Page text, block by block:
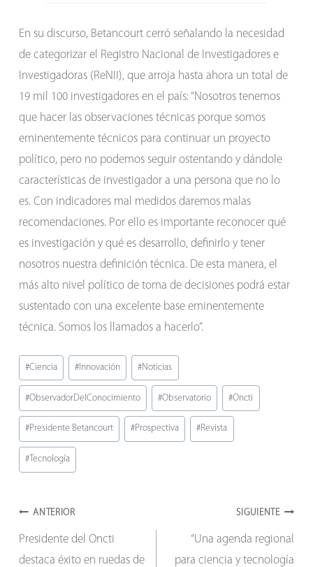
En su discurso, Betancourt cerró señalando la necesidad
de categorizar el Registro Nacional de Investigadores e
Investigadoras (ReNII), que arroja hasta ahora un total de
19 mil 100 investigadores en el país: “Nosotros tenemos
que hacer las observaciones técnicas porque somos
eminentemente técnicos para continuar un proyecto
político, pero no podemos seguir ostentando y dándole
características de investigador a una persona que no lo
es. Con indicadores mal medidos daremos malas
recomendaciones. Por ello es importante reconocer qué
es investigación y qué es desarrollo, definirlo y tener
nosotros nuestra definición técnica. De esta manera, el
más alto nivel político de toma de decisiones podrá estar
sustentado con una excelente base eminentemente
técnica. Somos los llamados a hacerlo”.
Etiquetas
de
la
entrada:
#Ciencia # Innovación #Noticias
#ObservadorDelConocimiento #Observatorio #Oncti
#Presidente Betancourt #Prospectiva #Revista
# Tecnología
Navegación
de
ANTERIOR
Presidente del Oncti
destaca éxito en ruedas de
SIGUIENTE
“Una agenda regional
para ciencia y tecnología